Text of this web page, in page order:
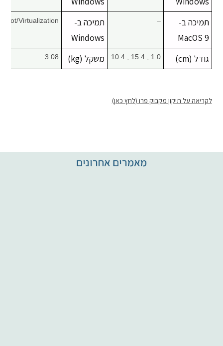
תמיכה ב-
MacOS 9
–
תמיכה ב-
Windows
Boot/Virtualization
גודל (cm) 1.0 , 15.4 , 10.4 משקל (kg) 3.08
לקריאה על תיקון מקבוק פרו (לחץ כאן)
מאמרים אחרונים